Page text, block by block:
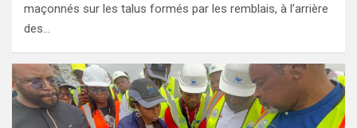
maçonnés sur les talus formés par les remblais, à l’arrière
des…